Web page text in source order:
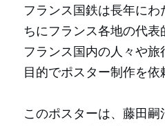
フランス国鉄は長年に
ちにフランス各地の代表
フランス国内の人々や
目的でポスター制作を依
このポスターは、藤田